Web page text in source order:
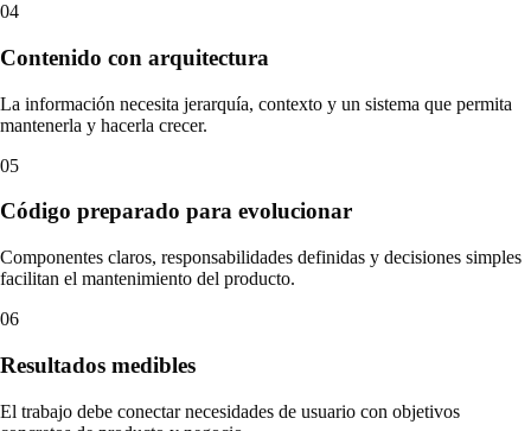
04
Contenido con arquitectura
La información necesita jerarquía, contexto y un sistema que permita
mantenerla y hacerla crecer.
05
Código preparado para evolucionar
Componentes claros, responsabilidades definidas y decisiones simples
facilitan el mantenimiento del producto.
06
Resultados medibles
El trabajo debe conectar necesidades de usuario con objetivos